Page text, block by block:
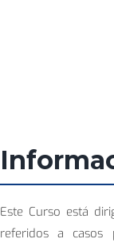
Este Curso está
referidos a casos